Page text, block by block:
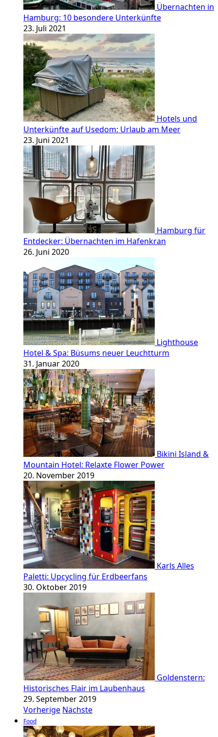
Übernachten in
Hamburg: 10 besondere Unterkünfte
23. Juli 2021
Hotels und
Unterkünfte auf Usedom: Urlaub am Meer
23. Juni 2021
Hamburg für
Entdecker: Übernachten im Hafenkran
26. Juni 2020
Lighthouse
Hotel & Spa: Büsums neuer Leuchtturm
31. Januar 2020
Bikini Island &
Mountain Hotel: Relaxte Flower Power
20. November 2019
Karls Alles
Paletti: Upcycling für Erdbeerfans
30. Oktober 2019
Goldenstern:
Historisches Flair im Laubenhaus
29. September 2019
Vorherige Nächste
Food